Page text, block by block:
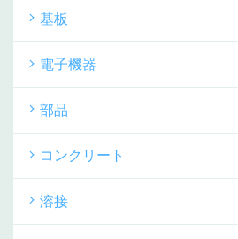
基板
電子機器
部品
コンクリート
溶接